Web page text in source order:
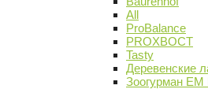
All
ProBalance
PROХВОСТ
Tasty
Деревенские
Зоогурман